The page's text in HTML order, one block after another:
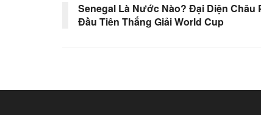
Senegal Là Nước Nào? Đại Diện Châu
Đầu Tiên Thắng Giải World Cup